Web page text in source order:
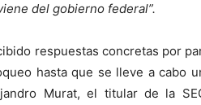
del gobierno federal”.
respuestas concretas por
hasta que se lleve a cabo
Murat, el titular de la